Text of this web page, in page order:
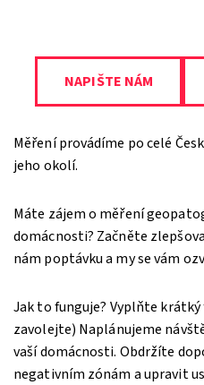
NAPIŠTE NÁM
Měření provádíme po celé
jeho okolí.
Máte zájem o měření
domácnosti? Začněte
nám poptávku a my se vám
Jak to funguje? Vyplňte
zavolejte) Naplánujeme
vaší domácnosti. Obdržíte
negativním zónám a upravit